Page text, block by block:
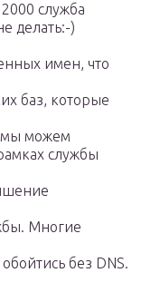
служба
делать:-)
имен, что
баз, которые
мы можем
службы
Многие
без DNS.